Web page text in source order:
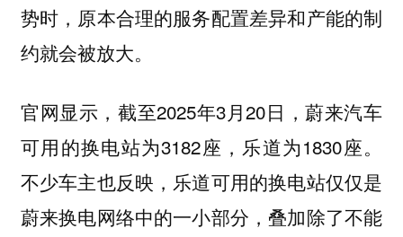
势时，原本合理的服务配置差异和产能的制
约就会被放大。
官网显示，截至2025年3月20日，蔚来汽车
可用的换电站为3182座，乐道为1830座。
不少车主也反映，乐道可用的换电站仅仅是
蔚来换电网络中的一小部分，叠加除了不能